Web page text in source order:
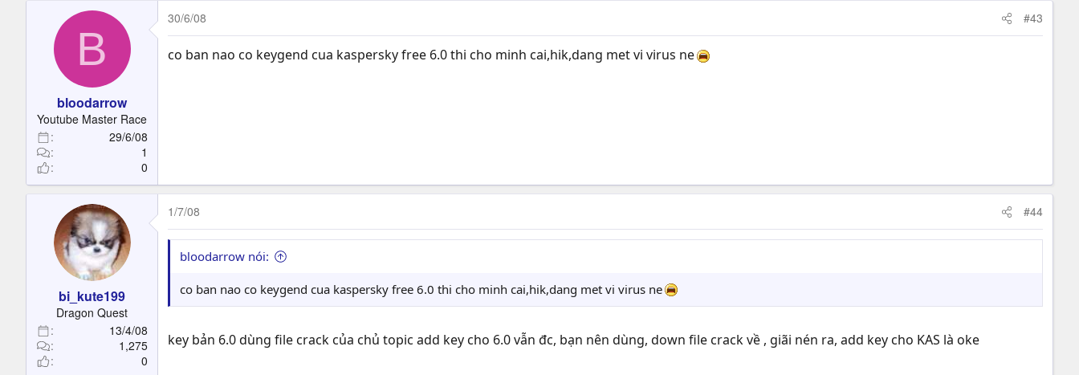
B
bloodarrow
Youtube Master Race
29/6/08
1
0
30/6/08 #43
co ban nao co keygend cua kaspersky free 6.0 thi cho minh cai,hik,dang met vi virus ne
bi_kute199
Dragon Quest
13/4/08
1,275
0
1/7/08 #44
bloodarrow nói:
co ban nao co keygend cua kaspersky free 6.0 thi cho minh cai,hik,dang met vi virus ne
key bản 6.0 dùng file crack của chủ topic add key cho 6.0 vẫn đc, bạn nên dùng, down file crack về , giãi nén ra, add key cho KAS là oke